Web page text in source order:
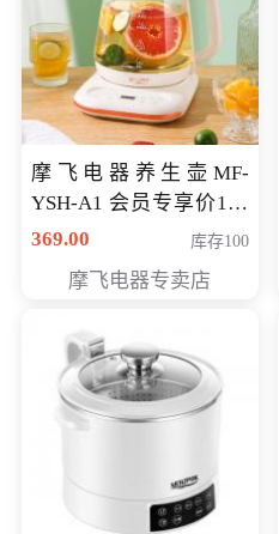
摩飞电器养生壶MF-
YSH-A1 会员专享价198
元
369.00 库存100
摩飞电器专卖店